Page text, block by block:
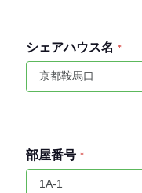
シェアハウス名 *
部屋番号 *